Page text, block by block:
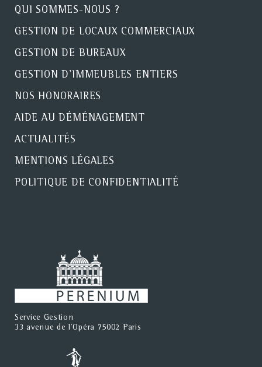
QUI SOMMES-NOUS ?
GESTION DE LOCAUX COMMERCIAUX
GESTION DE BUREAUX
GESTION D'IMMEUBLES ENTIERS
NOS HONORAIRES
AIDE AU DÉMÉNAGEMENT
ACTUALITÉS
MENTIONS LÉGALES
POLITIQUE DE CONFIDENTIALITÉ
Service Gestion
33 avenue de l'Opéra 75002 Paris